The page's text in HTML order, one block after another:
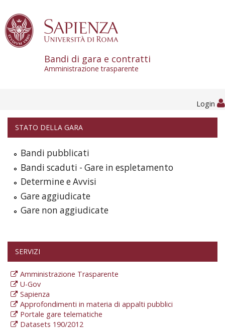
Bandi di gara e contratti
Amministrazione trasparente
Login
STATO DELLA GARA
Bandi pubblicati
Bandi scaduti - Gare in espletamento
Determine e Avvisi
Gare aggiudicate
Gare non aggiudicate
SERVIZI
Amministrazione Trasparente
U-Gov
Sapienza
Approfondimenti in materia di appalti pubblici
Portale gare telematiche
Datasets 190/2012